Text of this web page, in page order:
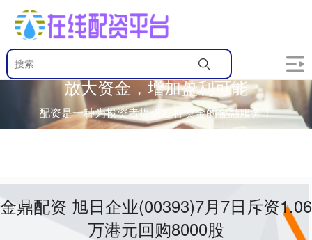
放大资金，增加盈利可能
配资是一种为投资者提供杠杆资金的金融服务！
金鼎配资 旭日企业(00393)7月7日斥资1.06
万港元回购8000股